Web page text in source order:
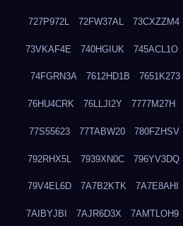
727P972L 72FW37AL 73CXZZM4
73VKAF4E 740HGIUK 745ACL1O
74FGRN3A 7612HD1B 7651K273
76HU4CRK 76LLJI2Y 7777M27H
77S55623 77TABW20 780FZHSV
792RHX5L 7939XN0C 796YV3DQ
79V4EL6D 7A7B2KTK 7A7E8AHI
7AIBYJBI 7AJR6D3X 7AMTLOH9